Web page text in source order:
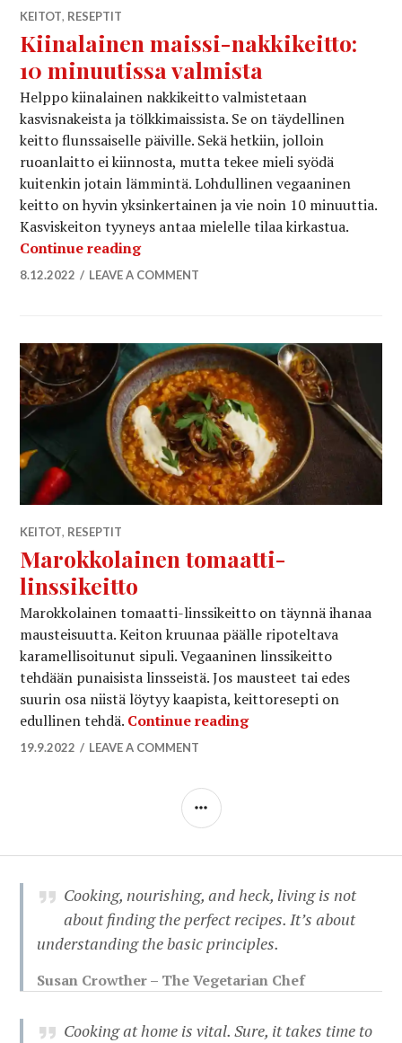
KEITOT, RESEPTIT
Kiinalainen maissi-nakkikeitto:
10 minuutissa valmista
Helppo kiinalainen nakkikeitto valmistetaan
kasvisnakeista ja tölkkimaissista. Se on täydellinen
keitto flunssaiselle päiville. Sekä hetkiin, jolloin
ruoanlaitto ei kiinnosta, mutta tekee mieli syödä
kuitenkin jotain lämmintä. Lohdullinen vegaaninen
keitto on hyvin yksinkertainen ja vie noin 10 minuuttia.
Kasviskeiton tyyneys antaa mielelle tilaa kirkastua.
Continue readingKiinalainen maissi-nakkikeitto: 10
8.12.2022 LEAVE A COMMENT
KEITOT, RESEPTIT
Marokkolainen tomaatti-
linssikeitto
Marokkolainen tomaatti-linssikeitto on täynnä ihanaa
mausteisuutta. Keiton kruunaa päälle ripoteltava
karamellisoitunut sipuli. Vegaaninen linssikeitto
tehdään punaisista linsseistä. Jos mausteet tai edes
suurin osa niistä löytyy kaapista, keittoresepti on
edullinen tehdä. Continue readingMarokkolainen
19.9.2022 LEAVE A COMMENT
SIDEBAR
Cooking, nourishing, and heck, living is not
about finding the perfect recipes. It’s about
understanding the basic principles.
Susan Crowther – The Vegetarian Chef
Cooking at home is vital. Sure, it takes time to